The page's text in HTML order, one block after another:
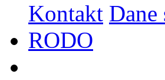
Kontakt Dane
RODO